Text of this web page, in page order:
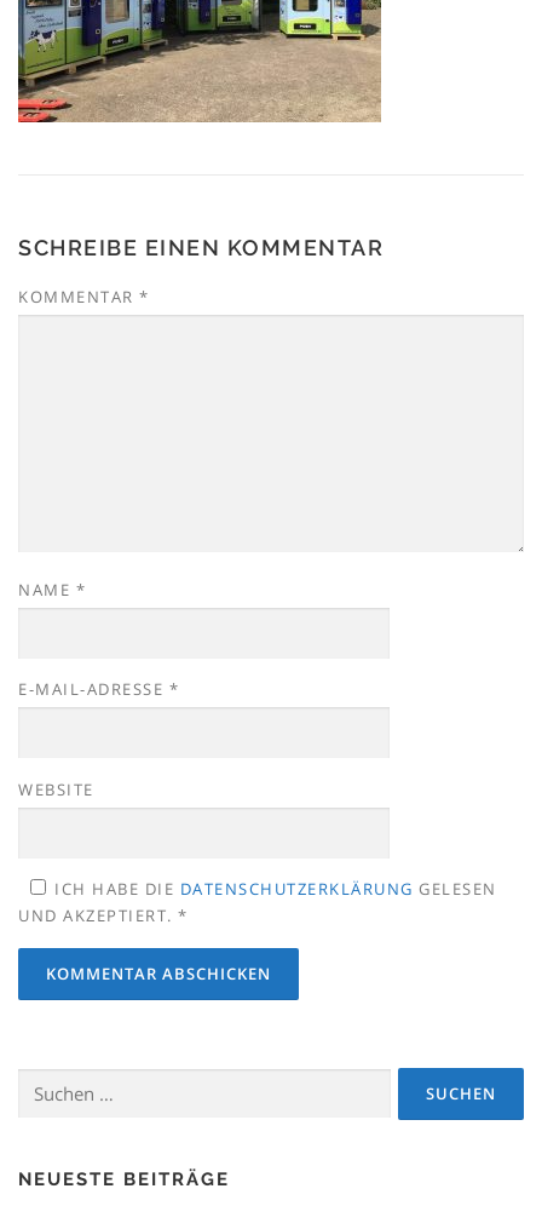
SCHREIBE EINEN KOMMENTAR
KOMMENTAR *
NAME *
E-MAIL-ADRESSE *
WEBSITE
ICH HABE DIE DATENSCHUTZERKLÄRUNG GELESEN
UND AKZEPTIERT. *
nach:
NEUESTE BEITRÄGE